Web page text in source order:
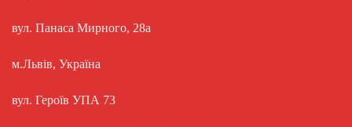
вул. Панаса Мирного, 28а
м.Львів, Україна
вул. Героїв УПА 73